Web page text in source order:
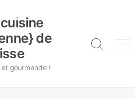
de
gourmande !
Search